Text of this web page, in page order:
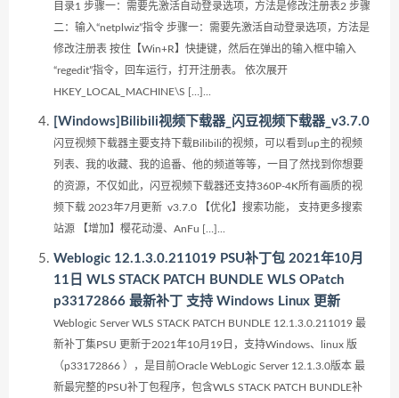
目录1 步骤一：需要先激活自动登录选项，方法是修改注册表2 步骤
二：输入“netplwiz”指令 步骤一：需要先激活自动登录选项，方法是
修改注册表 按住【Win+R】快捷键，然后在弹出的输入框中输入
“regedit”指令，回车运行，打开注册表。 依次展开
HKEY_LOCAL_MACHINE\S […]...
[Windows]Bilibili视频下载器_闪豆视频下载器_v3.7.0
闪豆视频下载器主要支持下载Bilibili的视频，可以看到up主的视频
列表、我的收藏、我的追番、他的频道等等，一目了然找到你想要
的资源，不仅如此，闪豆视频下载器还支持360P-4K所有画质的视
频下载 2023年7月更新 v3.7.0 【优化】搜索功能， 支持更多搜索
站源 【增加】樱花动漫、AnFu […]...
Weblogic 12.1.3.0.211019 PSU补丁包 2021年10月
11日 WLS STACK PATCH BUNDLE WLS OPatch
p33172866 最新补丁 支持 Windows Linux 更新
Weblogic Server WLS STACK PATCH BUNDLE 12.1.3.0.211019 最
新补丁集PSU 更新于2021年10月19日，支持Windows、linux 版
（p33172866 ），是目前Oracle WebLogic Server 12.1.3.0版本 最
新最完整的PSU补丁包程序，包含WLS STACK PATCH BUNDLE补